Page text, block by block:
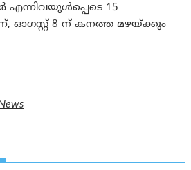
എന്നിവയുൾപ്പെടെ 15
ഓഗസ്റ്റ് 8 ന് കനത്ത മഴയ്ക്കും